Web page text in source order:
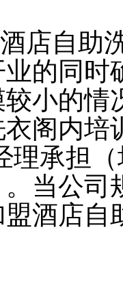
自助洗
的同时
小的情
衣阁内
理承担
当公司
酒店自